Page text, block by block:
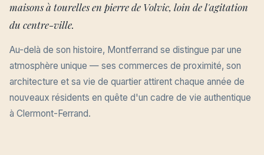
maisons à tourelles en pierre de Volvic, loin de l'agitation
du centre-ville.
Au-delà de son histoire, Montferrand se distingue par une
atmosphère unique — ses commerces de proximité, son
architecture et sa vie de quartier attirent chaque année de
nouveaux résidents en quête d'un cadre de vie authentique
à Clermont-Ferrand.